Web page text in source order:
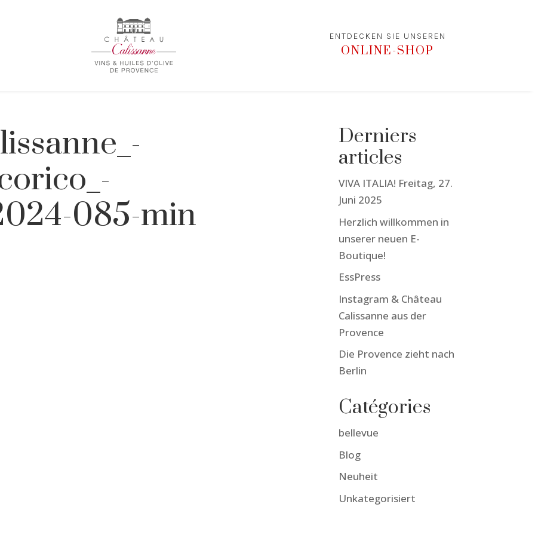
ENTDECKEN SIE UNSEREN
ONLINE-SHOP
085-min
Derniers
articles
VIVA ITALIA! Freitag, 27.
Juni 2025
Herzlich willkommen in
unserer neuen E-
Boutique!
EssPress
Instagram & Château
Calissanne aus der
Provence
Die Provence zieht nach
Berlin
Catégories
bellevue
Blog
Neuheit
Unkategorisiert